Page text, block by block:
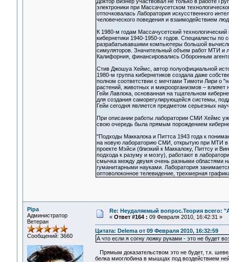
электроники при Массачусетском
отпочковалась Лаборатория искусственного
человеческого поведения и взаимодействием
К 1980-м годам Массачусетский
кибернетики 1940-1950-х годов. Специалисты по
разрабатывавшими компьютеры большой
симуляторов. Значительный объем работ МТИ и
Калифорния, финансировались Оборонным
Стив Джошуа Хеймс, автор полуофициальной
1980-м группа кибернетиков создала даже
полном соответствии с мечтами Тимоти Лири о
растений, животных и микроорганизмов –
Гейи Лавлока, основанная на тщательном
для создания саморегулирующейся системы,
Гейи сегодня является предметом серьезных
При описании работы лаборатории СМИ Хеймс
свою очередь была прямым порождением
"Подходы Маккалока и Питтса 1943 года к
на новую лабораторию СМИ, открытую при МТИ в
проекте Мэйси (близкий к Маккалоку, Питтсу и
подхода к разуму и мозгу), работают в
смычка между двумя очень разными областями
гуманитарными науками. Лаборатория
оптоволоконное телевидение, трехмерная
Pipa
Администратор
Ветеран
Сообщений: 3660
Re: Неудаляемый вопрос.Теория всего:
« Ответ #164 : 09 Февраля 2010, 16:42:31 »
Цитата: Delema от 09 Февраля 2010, 16:32:59
А что если я согну ложку руками - это не будет
Прямым доказательством это не будет, т.к.
белка миоглобина в мышцах под воздействием